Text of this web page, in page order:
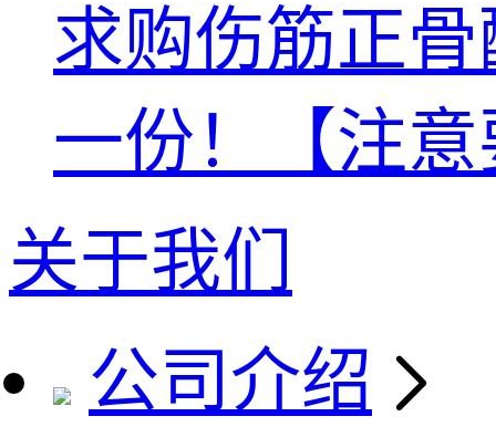
求购伤筋正骨
一份！【注
关于我们
公司介绍